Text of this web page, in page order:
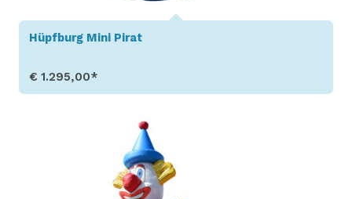
Hüpfburg Mini Pirat
€ 1.295,00*
Produkt aufrufen